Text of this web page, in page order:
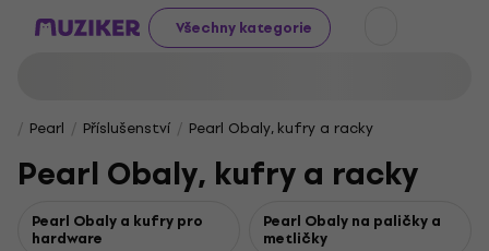
Všechny kategorie
Pearl Příslušenství Pearl Obaly, kufry a racky
Pearl Obaly, kufry a racky
Pearl Obaly a kufry pro
hardware
Pearl Obaly na paličky a
metličky